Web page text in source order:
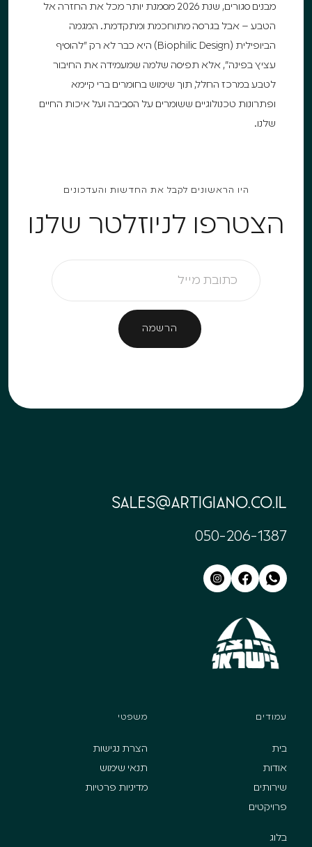
מבנים סגורים, שנת 2026 מסמנת יותר מכל את החזרה אל
הטבע – אבל בגרסה מתוחכמת ומתקדמת. המגמה
הביופילית (Biophilic Design) היא כבר לא רק "להוסיף
עציץ בפינה", אלא תפיסה שלמה שמעמידה את החיבור
לטבע במרכז החלל, תוך שימוש בחומרים ברי קיימא
ופתרונות טכנולוגיים ששומרים על הסביבה ועל איכות החיים
שלנו.
היו הראשונים לקבל את החדשות והעדכונים
הצטרפו לניוזלטר שלנו
sales@artigiano.co.il
050-206-1387
עמודים
בית
אודות
שירותים
פרויקטים
בלוג
משפטי
הצרת נגישות
תנאי שימוש
מדיניות פרטיות